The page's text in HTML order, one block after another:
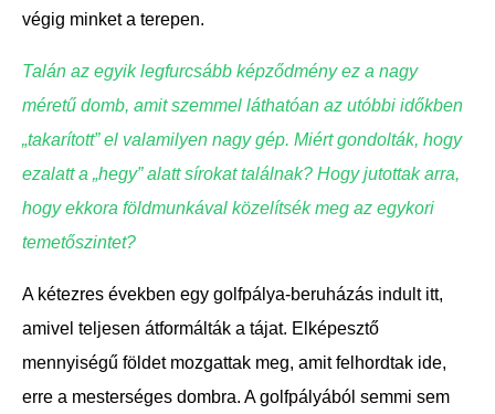
végig minket a terepen.
Talán az egyik legfurcsább képződmény ez a nagy
méretű domb, amit szemmel láthatóan az utóbbi időkben
„takarított” el valamilyen nagy gép. Miért gondolták, hogy
ezalatt a „hegy” alatt sírokat találnak? Hogy jutottak arra,
hogy ekkora földmunkával közelítsék meg az egykori
temetőszintet?
A kétezres években egy golfpálya-beruházás indult itt,
amivel teljesen átformálták a tájat. Elképesztő
mennyiségű földet mozgattak meg, amit felhordtak ide,
erre a mesterséges dombra. A golfpályából semmi sem